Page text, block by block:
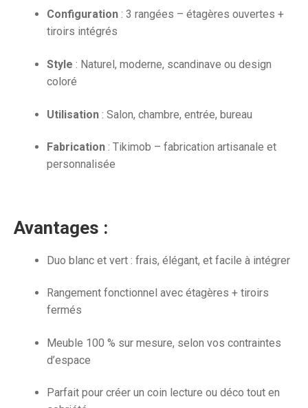
Configuration : 3 rangées – étagères ouvertes +
tiroirs intégrés
Style : Naturel, moderne, scandinave ou design
coloré
Utilisation : Salon, chambre, entrée, bureau
Fabrication : Tikimob – fabrication artisanale et
personnalisée
Avantages :
Duo blanc et vert : frais, élégant, et facile à intégrer
Rangement fonctionnel avec étagères + tiroirs
fermés
Meuble 100 % sur mesure, selon vos contraintes
d’espace
Parfait pour créer un coin lecture ou déco tout en